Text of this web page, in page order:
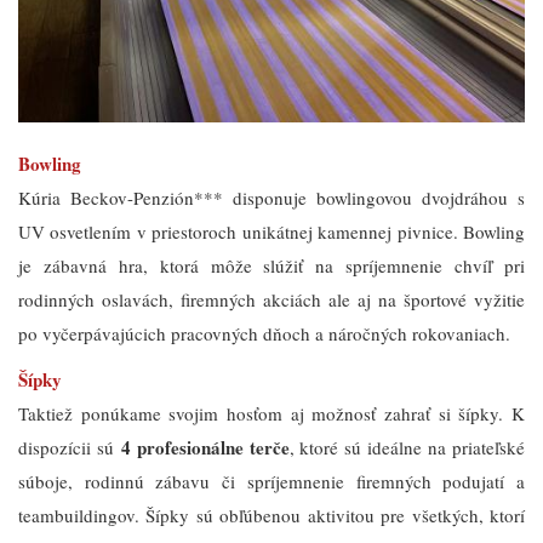
Bowling
Kúria Beckov-Penzión*** disponuje bowlingovou dvojdráhou s
UV osvetlením v priestoroch unikátnej kamennej pivnice. Bowling
je zábavná hra, ktorá môže slúžiť na spríjemnenie chvíľ pri
rodinných oslavách, firemných akciách ale aj na športové vyžitie
po vyčerpávajúcich pracovných dňoch a náročných rokovaniach.
Šípky
Taktiež ponúkame svojim hosťom aj možnosť zahrať si šípky. K
dispozícii sú 4 profesionálne terče, ktoré sú ideálne na priateľské
súboje, rodinnú zábavu či spríjemnenie firemných podujatí a
teambuildingov. Šípky sú obľúbenou aktivitou pre všetkých, ktorí